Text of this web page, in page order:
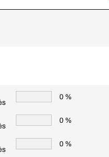
0 %
0 %
0 %